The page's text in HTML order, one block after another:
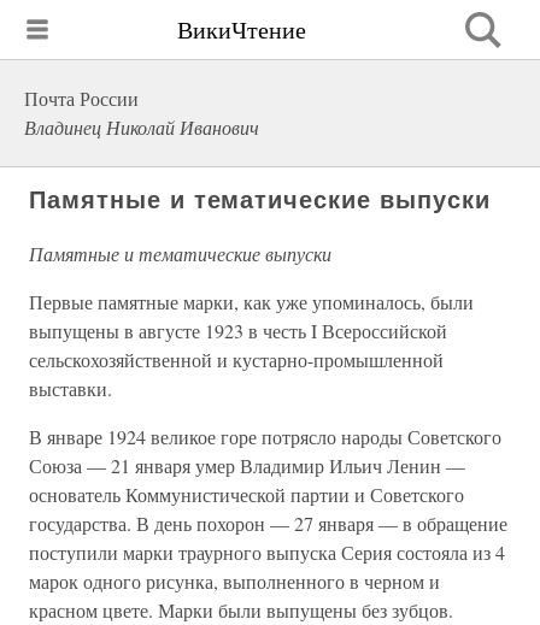
ВикиЧтение
Почта России
Владинец Николай Иванович
Памятные и тематические выпуски
Памятные и тематические выпуски
Первые памятные марки, как уже упоминалось, были
выпущены в августе 1923 в честь I Всероссийской
сельскохозяйственной и кустарно-промышленной
выставки.
В январе 1924 великое горе потрясло народы Советского
Союза — 21 января умер Владимир Ильич Ленин —
основатель Коммунистической партии и Советского
государства. В день похорон — 27 января — в обращение
поступили марки траурного выпуска Серия состояла из 4
марок одного рисунка, выполненного в черном и
красном цвете. Марки были выпущены без зубцов.